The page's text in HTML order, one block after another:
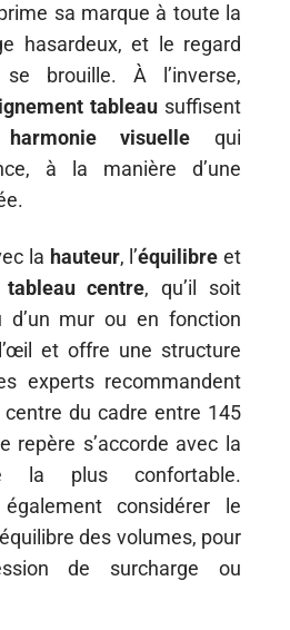
sa marque à toute la
hasardeux, et le regard
se brouille. À l’inverse,
tableau suffisent
harmonie visuelle qui
à la manière d’une
la hauteur, l’équilibre et
tableau centre, qu’il soit
d’un mur ou en fonction
et offre une structure
experts recommandent
du cadre entre 145
repère s’accorde avec la
la plus confortable.
considérer le
des volumes, pour
de surcharge ou